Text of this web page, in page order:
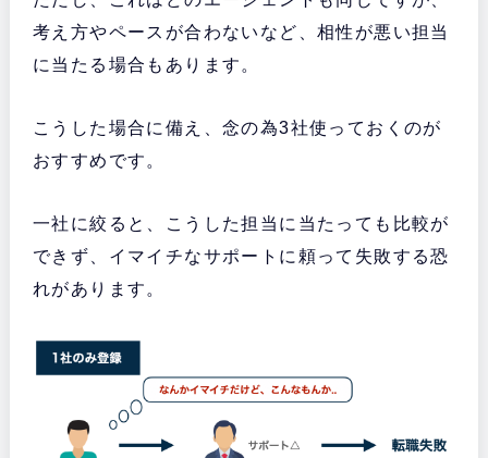
考え方やペースが合わないなど、相性が悪い担当
に当たる場合もあります。
こうした場合に備え、念の為3社使っておくのが
おすすめです。
一社に絞ると、こうした担当に当たっても比較が
できず、イマイチなサポートに頼って失敗する恐
れがあります。